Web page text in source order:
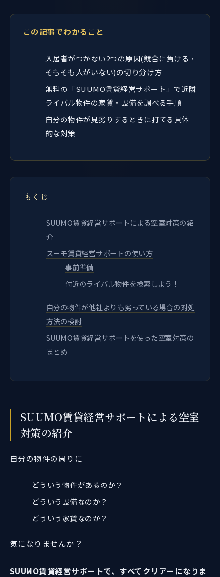
この記事でわかること
入居者がつかない2つの原因(競合に負ける・
そもそも人がいない)の切り分け方
無料の「SUUMO賃貸経営サポート」で近隣
ライバル物件の家賃・設備を調べる手順
自分の物件が見劣りするときに打てる具体
的な対策
もくじ
SUUMO賃貸経営サポートによる空室対策の紹
介
スーモ賃貸経営サポートの使い方
事前準備
付近のライバル物件を検索しよう！
自分の物件が他社よりも劣っている場合の対処
方法の検討
SUUMO賃貸経営サポートを使った空室対策の
まとめ
SUUMO賃貸経営サポートによる空室
対策の紹介
自分の物件の周りに
どういう物件があるのか？
どういう設備なのか？
どういう家賃なのか？
気になりませんか？
SUUMO賃貸経営サポートで、すべてクリアーになりま